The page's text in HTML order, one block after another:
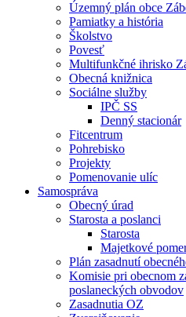
Územný plán obce
Pamiatky a história
Školstvo
Povesť
Multifunkčné ihrisko
Obecná knižnica
Sociálne služby
IPČ SS
Denný stacionár
Fitcentrum
Pohrebisko
Projekty
Pomenovanie ulíc
Samospráva
Obecný úrad
Starosta a poslanci
Starosta
Majetkové
Plán zasadnutí
Komisie pri obecnom
poslaneckých obvodov
Zasadnutia OZ